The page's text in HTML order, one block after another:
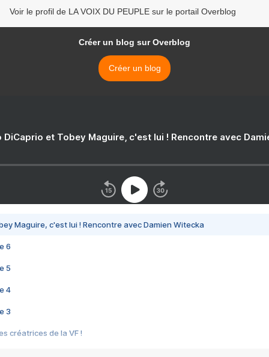
Voir le profil de LA VOIX DU PEUPLE sur le portail Overblog
Créer un blog sur Overblog
Créer un blog
DiCaprio et Tobey Maguire, c'est lui ! Rencontre avec
Maguire, c'est lui ! Rencontre avec Damien Witecka
6
5
4
3
créatrices de la VF !